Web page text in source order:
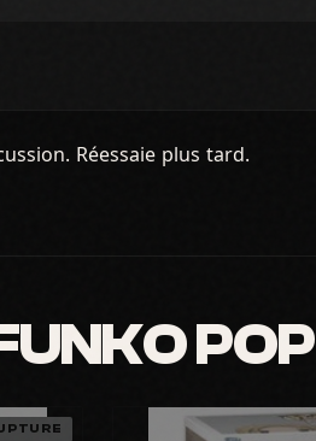
Réessaie plus tard.
POP